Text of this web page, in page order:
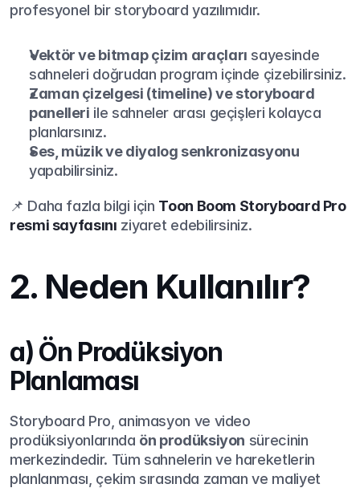
profesyonel bir storyboard yazılımıdır.
Vektör ve bitmap çizim araçları sayesinde
sahneleri doğrudan program içinde çizebilirsiniz.
Zaman çizelgesi (timeline) ve storyboard
panelleri ile sahneler arası geçişleri kolayca
planlarsınız.
Ses, müzik ve diyalog senkronizasyonu
yapabilirsiniz.
📌 Daha fazla bilgi için Toon Boom Storyboard Pro
resmi sayfasını ziyaret edebilirsiniz.
2. Neden Kullanılır?
a) Ön Prodüksiyon
Planlaması
Storyboard Pro, animasyon ve video
prodüksiyonlarında ön prodüksiyon sürecinin
merkezindedir. Tüm sahnelerin ve hareketlerin
planlanması, çekim sırasında zaman ve maliyet